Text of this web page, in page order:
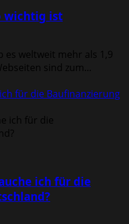
wichtig ist
es weltweit mehr als 1,9
sind zum...
für die Baufinanzierung
ich für die